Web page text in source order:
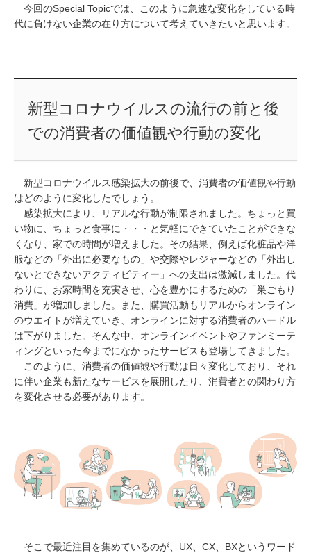
今回のSpecial Topicでは、このように急速な変化をしている時
代に負けない企業の在り方について考えていきたいと思います。
新型コロナウイルスの流行の前と後
での消費者の価値観や行動の変化
新型コロナウイルス感染拡大の前後で、消費者の価値観や行動
はどのように変化したでしょう。
感染拡大により、リアルな行動が制限されました。ちょっと買
い物に、ちょっと食事に・・・と気軽にできていたことができな
くなり、家での時間が増えました。その結果、例えば化粧品や洋
服などの「外出に必要なもの」や交際やレジャーなどの「外出し
ないとできないアクティビティー」への支出は激減しました。代
わりに、お家時間を充実させ、心を豊かにするための「巣ごもり
消費」が増加しました。また、購買活動もリアルからオンライン
のウエイトが増えていき、オンラインに対する消費者のハードル
は下がりました。そんな中、オンラインイベントやファンミーテ
ィングといった今までになかったサービスも登場してきました。
このように、消費者の価値観や行動は日々変化しており、それ
に伴い企業も新たなサービスを展開したり、消費者との関わり方
を変化させる必要があります。
そこで最近注目を集めているのが、UX、CX、BXというワード